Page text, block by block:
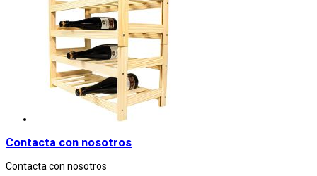
Contacta con nosotros
Contacta con nosotros